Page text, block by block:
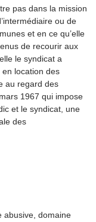
pas dans la mission
ou de
et en ce qu’elle
de recourir aux
le syndicat a
location des
au regard des
1967 qui impose
et le syndicat, une
des
abusive, domaine